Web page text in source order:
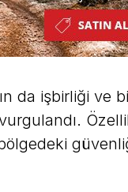
da işbirliği ve
vurgulandı.